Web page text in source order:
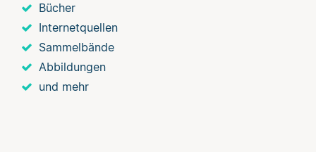
Bücher
Internetquellen
Sammelbände
Abbildungen
und mehr